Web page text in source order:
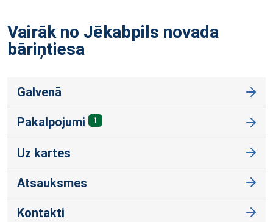
Vairāk no Jēkabpils novada
bāriņtiesa
Galvenā
Pakalpojumi 1
Uz kartes
Atsauksmes
Kontakti